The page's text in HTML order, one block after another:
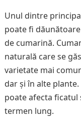
Unul dintre
poate fi
de cumarină.
naturală care se
varietate mai
dar și în alte
poate afecta ficatul
termen lung.